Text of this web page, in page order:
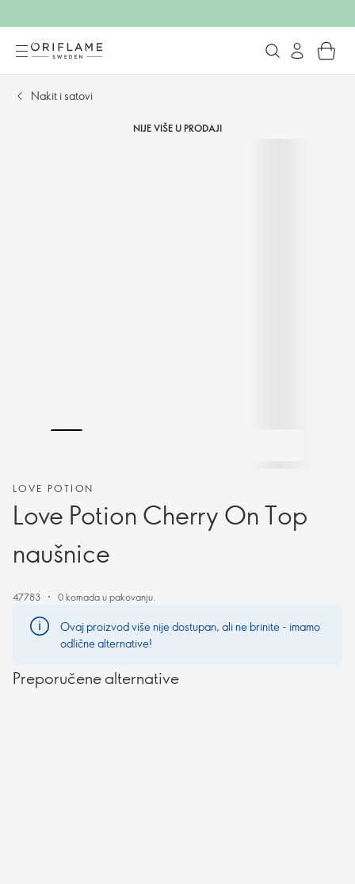
Nakit i satovi
NIJE VIŠE U PRODAJI
LOVE POTION
Love Potion Cherry On Top
naušnice
47783 0 komada u pakovanju.
Ovaj proizvod više nije dostupan, ali ne brinite - imamo
odlične alternative!
Preporučene alternative